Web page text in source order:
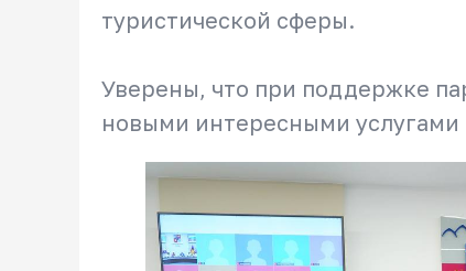
туристической сферы.
Уверены, что при поддержке
новыми интересными услугами